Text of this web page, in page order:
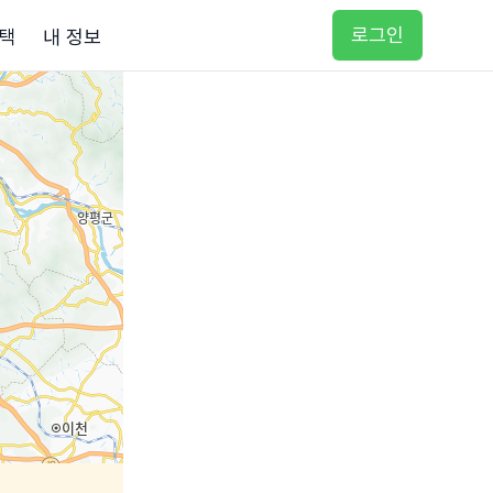
내 정보 로그인